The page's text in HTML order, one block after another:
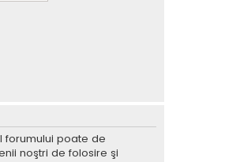
forumului poate de
noştri de folosire şi